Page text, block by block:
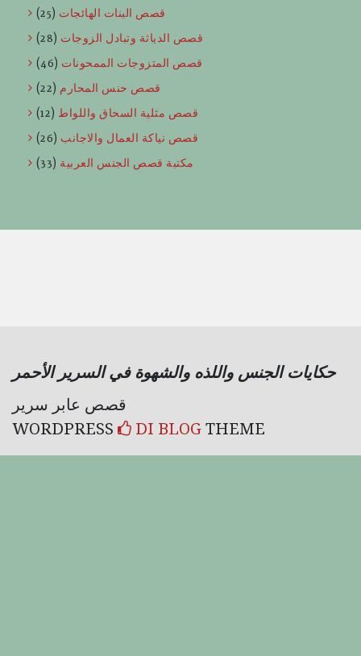
قصص البنات الهائجات (25)
قصص الدياثة وتبادل الزوجات (28)
قصص المتزوجات الممحونات (46)
قصص حنس المحارم (22)
قصص مثلية السحاق واللواط (12)
قصص نياكة العمال والاجانب (26)
مكتبة قصص الجنس العربية (33)
حكايات الجنس واللذه والشهوة في السرير الأحمر
WORDPRESS
DI BLOGTHEME